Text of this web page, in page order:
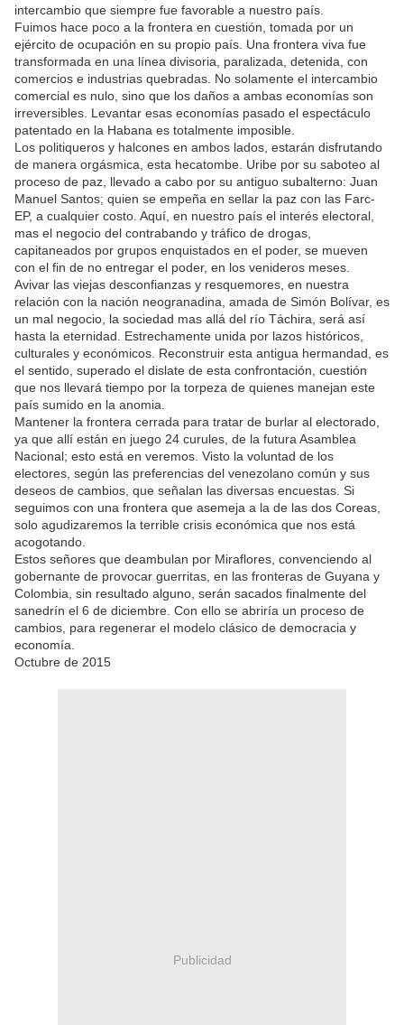
intercambio que siempre fue favorable a nuestro país.
Fuimos hace poco a la frontera en cuestión, tomada por un
ejército de ocupación en su propio país. Una frontera viva fue
transformada en una línea divisoria, paralizada, detenida, con
comercios e industrias quebradas. No solamente el intercambio
comercial es nulo, sino que los daños a ambas economías son
irreversibles. Levantar esas economías pasado el espectáculo
patentado en la Habana es totalmente imposible.
Los politiqueros y halcones en ambos lados, estarán disfrutando
de manera orgásmica, esta hecatombe. Uribe por su saboteo al
proceso de paz, llevado a cabo por su antiguo subalterno: Juan
Manuel Santos; quien se empeña en sellar la paz con las Farc-
EP, a cualquier costo. Aquí, en nuestro país el interés electoral,
mas el negocio del contrabando y tráfico de drogas,
capitaneados por grupos enquistados en el poder, se mueven
con el fin de no entregar el poder, en los venideros meses.
Avivar las viejas desconfianzas y resquemores, en nuestra
relación con la nación neogranadina, amada de Simón Bolívar, es
un mal negocio, la sociedad mas allá del río Táchira, será así
hasta la eternidad. Estrechamente unida por lazos históricos,
culturales y económicos. Reconstruir esta antigua hermandad, es
el sentido, superado el dislate de esta confrontación, cuestión
que nos llevará tiempo por la torpeza de quienes manejan este
país sumido en la anomia.
Mantener la frontera cerrada para tratar de burlar al electorado,
ya que allí están en juego 24 curules, de la futura Asamblea
Nacional; esto está en veremos. Visto la voluntad de los
electores, según las preferencias del venezolano común y sus
deseos de cambios, que señalan las diversas encuestas. Si
seguimos con una frontera que asemeja a la de las dos Coreas,
solo agudizaremos la terrible crisis económica que nos está
acogotando.
Estos señores que deambulan por Miraflores, convenciendo al
gobernante de provocar guerritas, en las fronteras de Guyana y
Colombia, sin resultado alguno, serán sacados finalmente del
sanedrín el 6 de diciembre. Con ello se abriría un proceso de
cambios, para regenerar el modelo clásico de democracia y
economía.
Octubre de 2015
Publicidad